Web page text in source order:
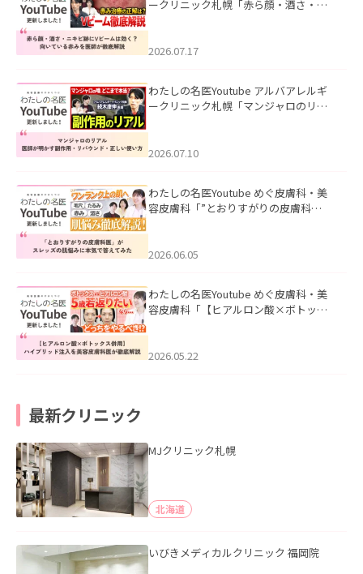
ークリニック札幌「赤ら顔・酒さ・ニ
した。
2026.07.17
わたしの名医Youtube アルバアレルギ
ークリニック札幌「マンジャロのリア
た。
2026.07.10
わたしの名医Youtube めぐ皮膚科・美
容皮膚科「”とおりすがりの皮膚科
2026.06.05
わたしの名医Youtube めぐ皮膚科・美
容皮膚科「【ヒアルロン酸×ボトック
た。
2026.05.22
最新クリニック
MJクリニック札幌
北海道
いびきメディカルクリニック 福岡院